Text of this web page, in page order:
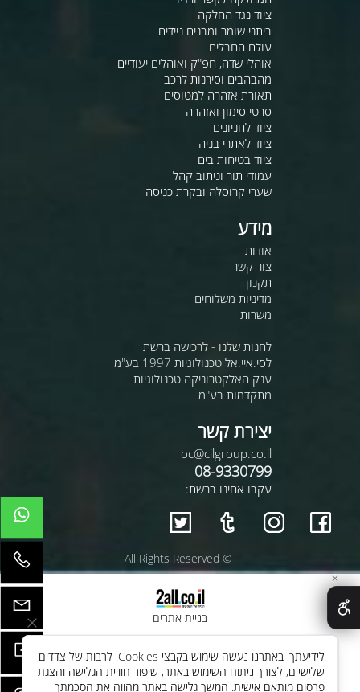
ציוד נגד החלקה
ביתני שומר ומבנים ניידים
עולם החבלים
אוהלי שדה, חפ"ק ואוהלים יעודיים
מהבהבים וסירנות לרכב
תאורת אזהרה למטוסים
סרטי סימון ואזהרה
ציוד לחניונים
ציוד לאתרי בניה
ציוד בטיחות בים
עמודי תור וניתוב קהל
שערי קרוסלה ובקרת כניסה
מידע
אודות
צור קשר
תקנון
מדיניות משלוחים
משרות
לחנות שלנו - לרכישה ברשת
לסי.איי.אל טכנולוגיות 1997 בע"מ
ענק האלקטרוניקה טכנולוגיות
מתקדמות בע"מ
יצירת קשר
oc@cilgroup.co.il
08-9330799
עקבו אחינו ברשת:
© All Rights Reserved
בניית אתרים
✕
לידיעתך, באתרנו נעשה שימוש בקבצי Cookies, לרבות של צדדים
שלישיים, לצורך ניתוח השימוש באתר, שיפור חוויית הגלישה והצגת
פרסום מותאם אישית. המשך גלישה באתר מהווה את הסכמתך